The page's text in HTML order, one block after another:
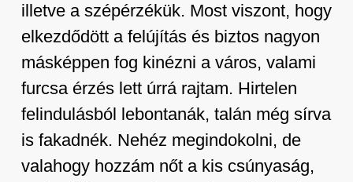
illetve a szépérzékük. Most viszont, hogy
elkezdődött a felújítás és biztos nagyon
másképpen fog kinézni a város, valami
furcsa érzés lett úrrá rajtam. Hirtelen
felindulásból lebontanák, talán még sírva
is fakadnék. Nehéz megindokolni, de
valahogy hozzám nőt a kis csúnyaság,